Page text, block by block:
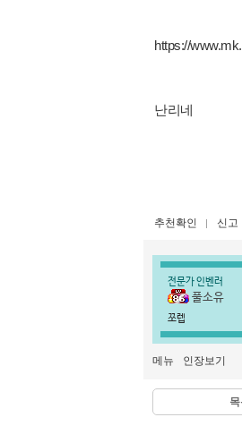
https://
난리네
추천확인 신고
전문가 인벤러
풀소유
쪼렙
메뉴 인장보기